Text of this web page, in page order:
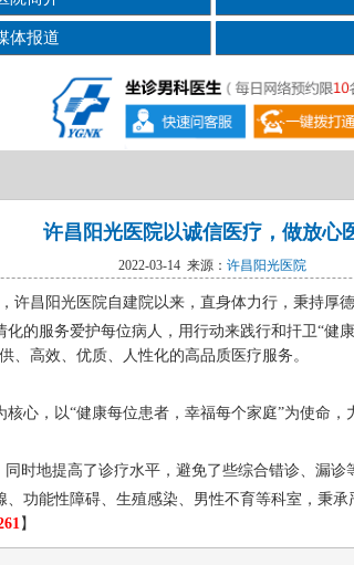
体报道
许昌阳光医院以诚信医疗，做放心
2022-03-14 来源： 许昌阳光医院
昌阳光医院自建院以来，直身体力行，秉持厚
的服务爱护每位病人，用行动来践行和扞卫“健
、高效、优质、人性化的高品质医疗服务。
心，以“健康每位患者，幸福每个家庭”为使命，
时地提高了诊疗水平，避免了些综合错诊、漏诊
功能性障碍、生殖感染、男性不育等科室，秉
】